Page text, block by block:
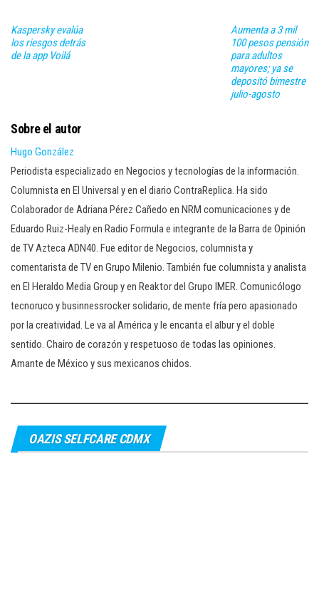
Kaspersky evalúa
los riesgos detrás
de la app Voilá
Aumenta a 3 mil
100 pesos pensión
para adultos
mayores; ya se
depositó bimestre
julio-agosto
Sobre el autor
Hugo González
Periodista especializado en Negocios y tecnologías de la información.
Columnista en El Universal y en el diario ContraReplica. Ha sido
Colaborador de Adriana Pérez Cañedo en NRM comunicaciones y de
Eduardo Ruiz-Healy en Radio Formula e integrante de la Barra de Opinión
de TV Azteca ADN40. Fue editor de Negocios, columnista y
comentarista de TV en Grupo Milenio. También fue columnista y analista
en El Heraldo Media Group y en Reaktor del Grupo IMER. Comunicólogo
tecnoruco y businnessrocker solidario, de mente fría pero apasionado
por la creatividad. Le va al América y le encanta el albur y el doble
sentido. Chairo de corazón y respetuoso de todas las opiniones.
Amante de México y sus mexicanos chidos.
OAZIS SELFCARE CDMX